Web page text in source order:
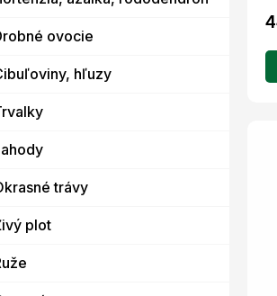
ovocie
hľuzy
trávy
plot